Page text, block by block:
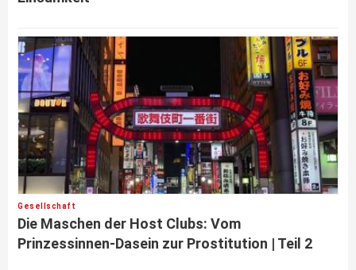
Gesellschaft
Die Maschen der Host Clubs: Vom
Prinzessinnen-Dasein zur Prostitution | Teil 2